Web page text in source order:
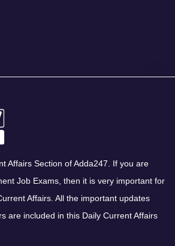
Affairs Section of Adda247. If you are
Job Exams, then it is very important for
Affairs. All the important updates
are included in this Daily Current Affairs